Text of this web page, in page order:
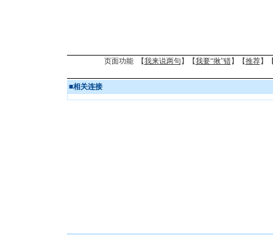
页面功能 【我来说两句 】【我要“揪”错】【推荐】
■相关连接